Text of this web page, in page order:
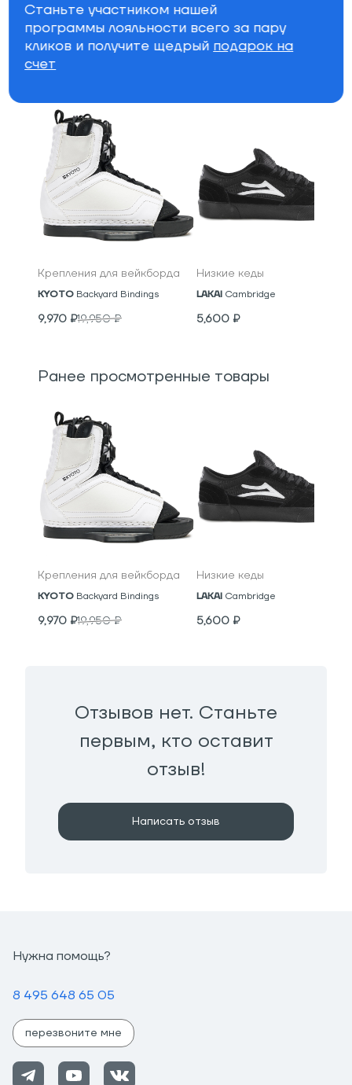
Бренд
Специально для вас
Крепления для вейкборда
KYOTO Backyard Bindings
9,970 ₽19,950₽
Низкие кеды
LAKAI Cambridge
5,600 ₽
Ранее просмотренные товары
Крепления для вейкборда
KYOTO Backyard Bindings
9,970 ₽19,950₽
Низкие кеды
LAKAI Cambridge
5,600 ₽
Отзывов нет. Станьте
первым, кто оставит
отзыв!
Написать отзыв
Нужна помощь?
8 495 648 65 05
перезвоните мне
Станьте участником нашей
программы лояльности всего за пару
кликов и получите щедрый подарок на
счет